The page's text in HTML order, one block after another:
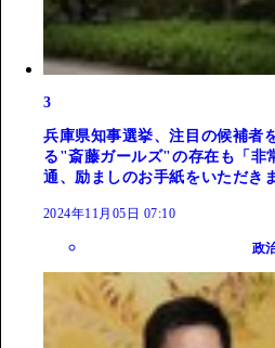
3
兵庫県知事選挙、注目の候補
る"斎藤ガールズ"の存在も「非
通、励ましのお手紙をいただき
2024年11月05日 07:10
政